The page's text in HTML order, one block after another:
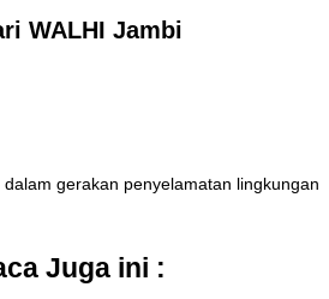
WALHI Jambi
gerakan penyelamatan lingkungan
Juga ini :